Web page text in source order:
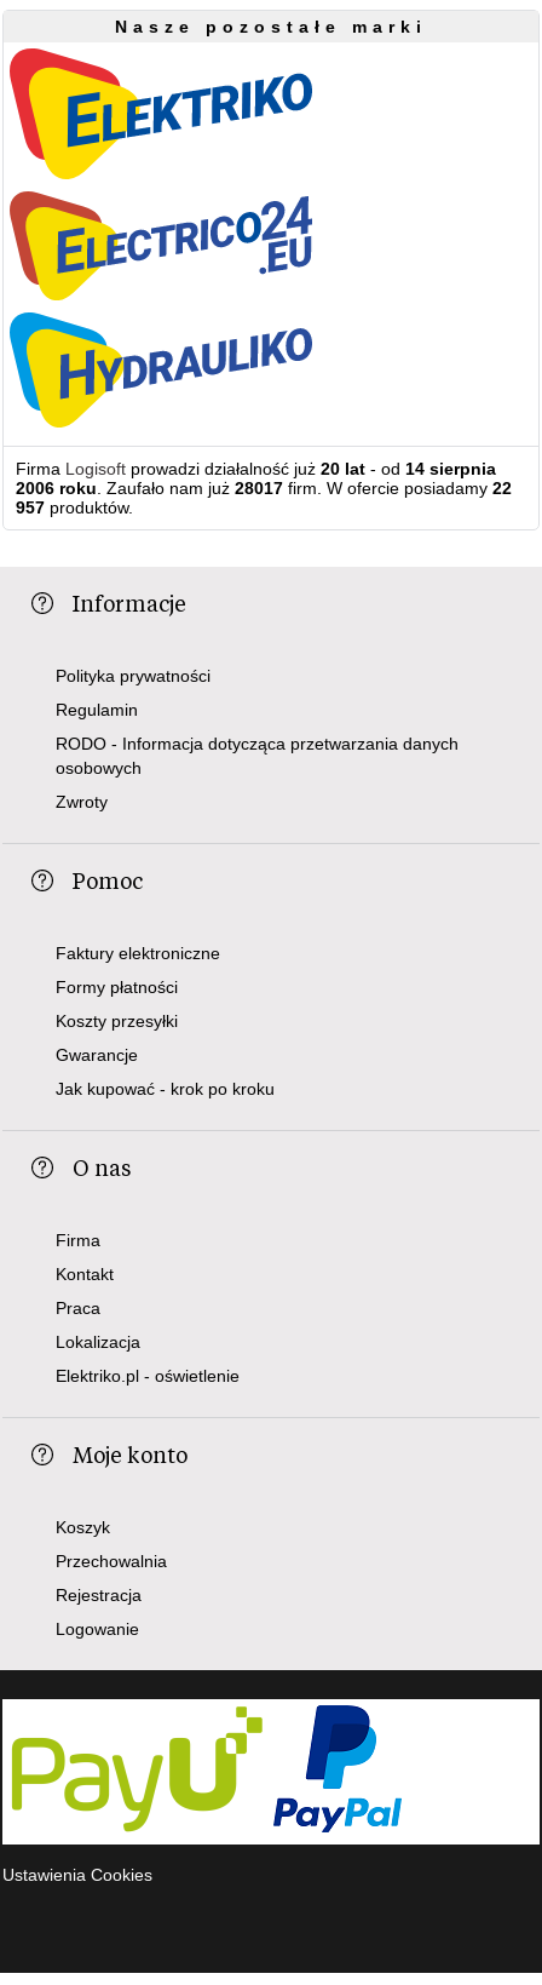
Nasze pozostałe marki
Firma Logisoft prowadzi działalność już20 lat - od 14 sierpnia
2006 roku . Zaufało nam już28017 firm. W ofercie posiadamy22
957 produktów.
Informacje
Polityka prywatności
Regulamin
RODO - Informacja dotycząca przetwarzania danych
osobowych
Zwroty
Pomoc
Faktury elektroniczne
Formy płatności
Koszty przesyłki
Gwarancje
Jak kupować - krok po kroku
O nas
Firma
Kontakt
Praca
Lokalizacja
Elektriko.pl - oświetlenie
Moje konto
Koszyk
Przechowalnia
Rejestracja
Logowanie
Ustawienia Cookies